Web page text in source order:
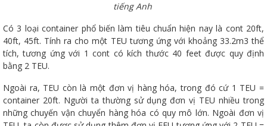
tiếng Anh
Có 3 loại container phổ biến làm tiêu chuẩn hiện nay là cont 20ft,
40ft, 45ft. Tính ra cho một TEU tương ứng với khoảng 33.2m3 thể
tích, tương ứng với 1 cont có kích thước 40 feet được quy định
bằng 2 TEU.
Ngoài ra, TEU còn là một đơn vị hàng hóa, trong đó cứ 1 TEU =
container 20ft. Người ta thường sử dụng đơn vị TEU nhiều trong
những chuyến vận chuyển hàng hóa có quy mô lớn. Ngoài đơn vị